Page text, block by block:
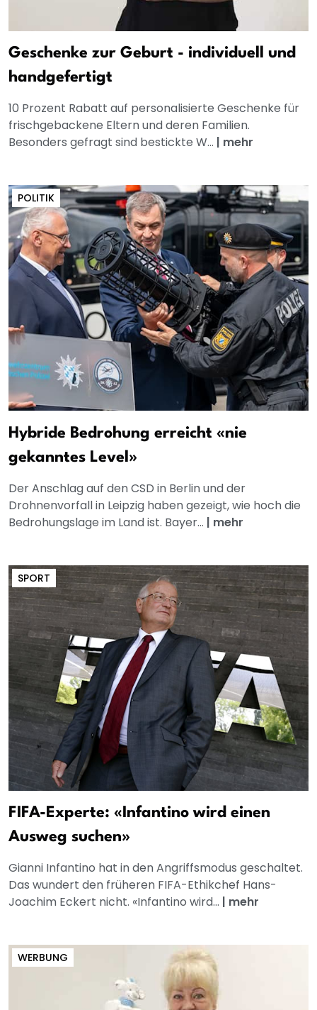
Geschenke zur Geburt - individuell und
handgefertigt
10 Prozent Rabatt auf personalisierte Geschenke für
frischgebackene Eltern und deren Familien.
Besonders gefragt sind bestickte W... | mehr
POLITIK
Hybride Bedrohung erreicht «nie
gekanntes Level»
Der Anschlag auf den CSD in Berlin und der
Drohnenvorfall in Leipzig haben gezeigt, wie hoch die
Bedrohungslage im Land ist. Bayer... | mehr
SPORT
FIFA-Experte: «Infantino wird einen
Ausweg suchen»
Gianni Infantino hat in den Angriffsmodus geschaltet.
Das wundert den früheren FIFA-Ethikchef Hans-
Joachim Eckert nicht. «Infantino wird... | mehr
WERBUNG